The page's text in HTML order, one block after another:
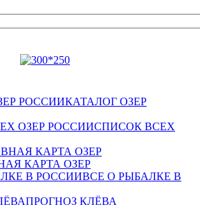
КАТАЛОГ ОЗЕР
СПИСОК ВСЕХ
КАРТА ОЗЕР
ВСЕ О РЫБАЛКЕ В
ПРОГНОЗ КЛЁВА